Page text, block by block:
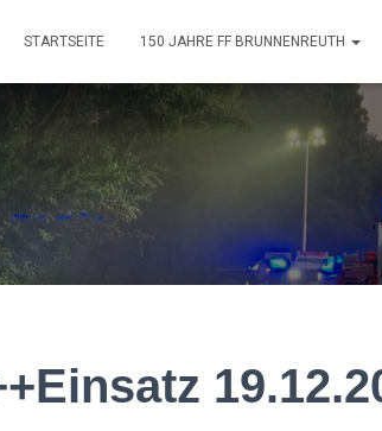
STARTSEITE 150 JAHRE FF BRUNNENREUTH